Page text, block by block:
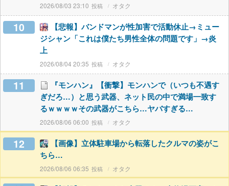
2026/08/03 23:10 オタク
10
【悲報】バンドマンが性加害で活動休止→ミュー
ジシャン「これは僕たち男性全体の問題です」→炎
上
2026/08/04 20:35 オタク
11
『モンハン』【衝撃】モンハンで（いつも不遇す
ぎだろ…）と思う武器、ネット民の中で満場一致す
るｗｗｗｗその武器がこちら…ヤバすぎる…
2026/08/06 06:00 オタク
12
【画像】立体駐車場から転落したクルマの姿がこ
ちら…
2026/08/06 06:35 オタク